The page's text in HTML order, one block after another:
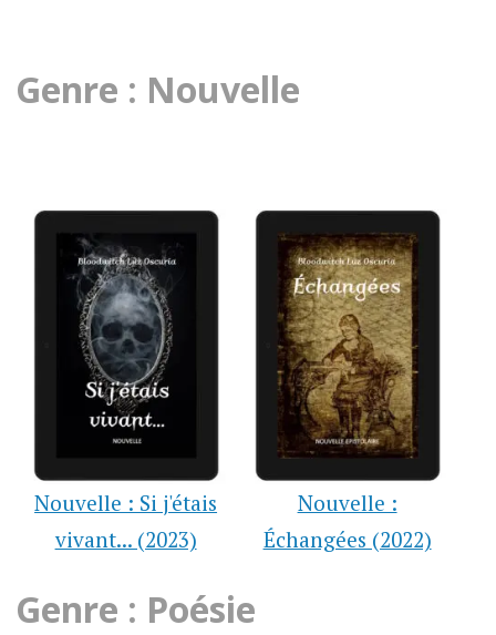
Genre : Nouvelle
Nouvelle : Si j'étais
vivant... (2023)
Nouvelle :
Échangées (2022)
Genre : Poésie